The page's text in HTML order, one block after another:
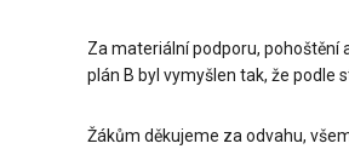
Za materiální podporu, pohoštění
plán B byl vymyšlen tak, že podle
Žákům děkujeme za odvahu,